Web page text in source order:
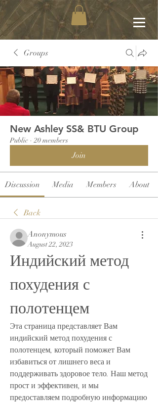
Groups
New Ashley SS& BTU Group
Public · 20 members
Join
Discussion Media Members About
Back
Anonymous
August 22, 2023
Индийский метод
похудения с
полотенцем
Эта страница представляет Вам
индийский метод похудения с
полотенцем, который поможет Вам
избавиться от лишнего веса и
поддерживать здоровое тело. Наш метод
прост и эффективен, и мы
предоставляем подробную информацию